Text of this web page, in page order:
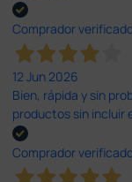
Comprador
12 Jun 2026
Bien, rápida y sin
productos sin incluir
Comprador